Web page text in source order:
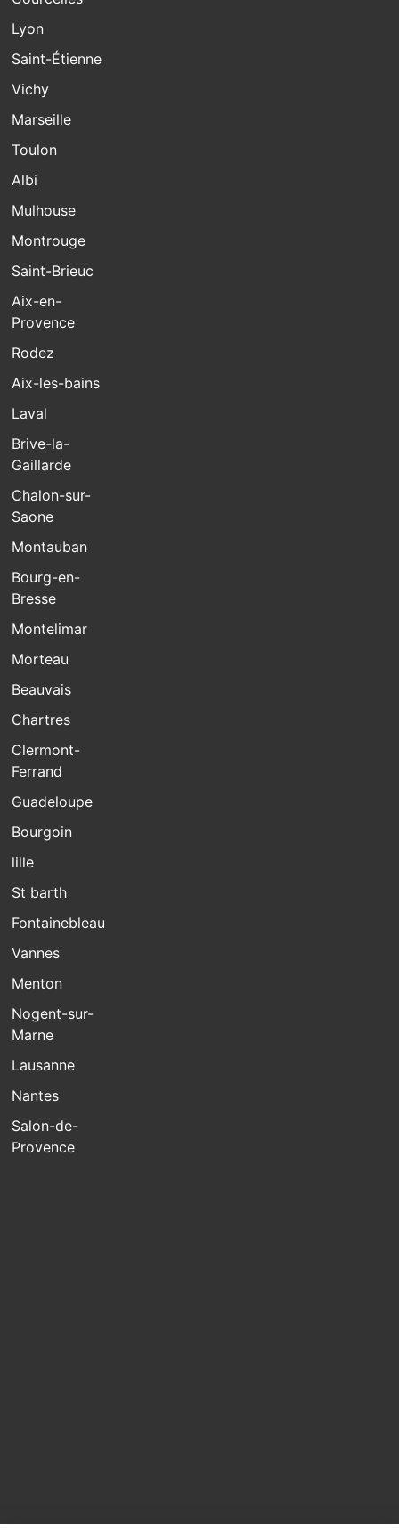
Lyon
Saint-Étienne
Vichy
Marseille
Toulon
Albi
Mulhouse
Montrouge
Saint-Brieuc
Aix-en-
Provence
Rodez
Aix-les-bains
Laval
Brive-la-
Gaillarde
Chalon-sur-
Saone
Montauban
Bourg-en-
Bresse
Montelimar
Morteau
Beauvais
Chartres
Clermont-
Ferrand
Guadeloupe
Bourgoin
lille
St barth
Fontainebleau
Vannes
Menton
Nogent-sur-
Marne
Lausanne
Nantes
Salon-de-
Provence